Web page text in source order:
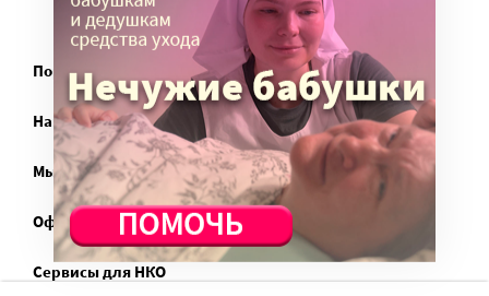
Портал
Наши партнеры
Мы в соц.сетях
Официально
Сервисы для НКО